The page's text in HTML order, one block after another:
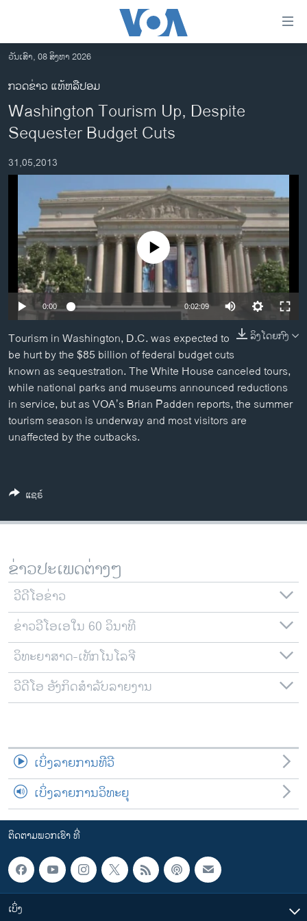
ເຂົ້າ
ຫາ
ຂ້າມ
ຂ້າມ
ຂ້າມ
ໄປ
ຫາ
ຊອກ
ອາເມຣິກາ
ການເລືອກຕັ້ງ ປະທານາທີບໍດີ ສະຫະລັດ 2024
ຂ່າວ​ຈີນ
ເອເຊຍ
ອິດສະຫຼະພາບດ້ານການຂ່າວ
ຊີວິດຊາວລາວ
ຊຸມຊົນຊາວລາວ
ວິທະຍາສາດ-ເທັກໂນໂລຈີ
ທຸລະກິດ
ພາສາອັງກິດ
ວີດີໂອ
ສຽງ
ລາຍການກະຈາຍສຽງ
ພາສາຕ່າງໆ
ວັນເສົາ, 08 ສິງຫາ 2026
ກວດຂ່າວ ແທ້ຫລືປອມ
Washington Tourism Up, Despite
Sequester Budget Cuts
31,05,2013
No media source currently available
0:00 0:02:09
ລິງໂດຍກົງ
Tourism in Washington, D.C. was expected to
be hurt by the $85 billion of federal budget cuts
known as sequestration. The White House canceled tours,
while national parks and museums announced reductions
in service, but as VOA’s Brian Padden reports, the summer
tourism season is underway and most visitors are
unaffected by the cutbacks.
ແຊຣ໌
ຂ່າວປະເພດຕ່າງໆ
ວີດີໂອຂ່າວ
ຂ່າວວີໂອເອໃນ 60 ວິນາທີ
ວິທະຍາສາດ-ເທັກໂນໂລຈີ
ວີດີໂອ ອັງກິດສຳລັບລາຍງານ
ເບິ່ງລາຍການທີວີ
ເບິ່ງລາຍການວິທະຍຸ
ຕິດຕາມພວກເຮົາ ທີ່
ເບິ່ງ